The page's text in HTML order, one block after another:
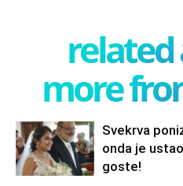
related
more
Svekrva
onda je
goste!